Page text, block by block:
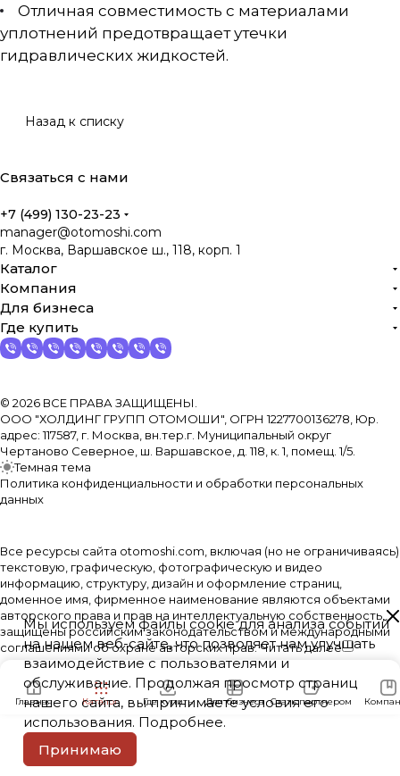
Отличная совместимость с материалами
уплотнений предотвращает утечки
гидравлических жидкостей.
Назад к списку
Связаться с нами
+7 (499) 130-23-23
manager@otomoshi.com
г. Москва, Варшавское ш., 118, корп. 1
Каталог
Компания
Для бизнеса
Где купить
© 2026 ВСЕ ПРАВА ЗАЩИЩЕНЫ.
ООО "ХОЛДИНГ ГРУПП ОТОМОШИ", ОГРН 1227700136278, Юр.
адрес: 117587, г. Москва, вн.тер.г. Муниципальный округ
Чертаново Северное, ш. Варшавское, д. 118, к. 1, помещ. 1/5.
Темная тема
Политика конфиденциальности и обработки персональных
данных
Все ресурсы сайта otomoshi.com, включая (но не ограничиваясь)
текстовую, графическую, фотографическую и видео
информацию, структуру, дизайн и оформление страниц,
доменное имя, фирменное наименование являются объектами
авторского права и прав на интеллектуальную собственность,
защищены российским законодательством и международными
соглашениями об охране авторских прав.Читать далее
Главная Каталог Где купить Для бизнеса Стать партнером
Мы используем файлы cookie для анализа событий
на нашем веб-сайте, что позволяет нам улучшать
взаимодействие с пользователями и
обслуживание. Продолжая просмотр страниц
нашего сайта, вы принимаете условия его
использования. Подробнее.
Принимаю